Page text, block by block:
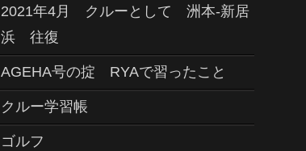
2021年4月 クルーとして 洲本-新居
浜 往復
AGEHA号の掟 RYAで習ったこと
クルー学習帳
ゴルフ